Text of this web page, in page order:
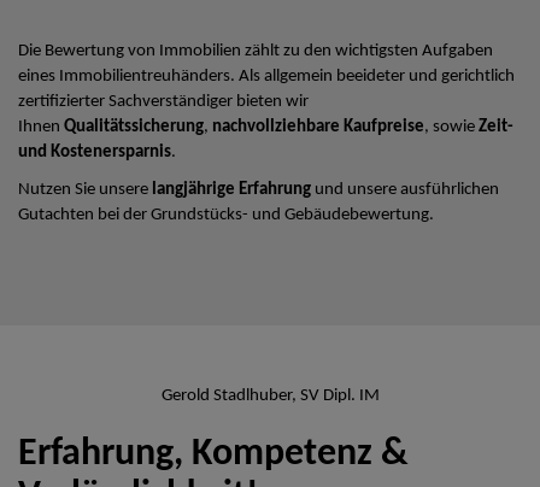
Die Bewertung von Immobilien zählt zu den wichtigsten Aufgaben
eines Immobilientreuhänders. Als allgemein beeideter und gerichtlich
zertifizierter Sachverständiger bieten wir
Ihnen Qualitätssicherung, nachvollziehbare Kaufpreise, sowie Zeit-
und Kostenersparnis.
Nutzen Sie unsere langjährige Erfahrung und unsere ausführlichen
Gutachten bei der Grundstücks- und Gebäudebewertung.
Gerold Stadlhuber, SV Dipl. IM
Erfahrung, Kompetenz &